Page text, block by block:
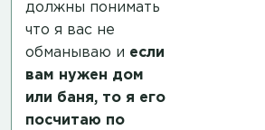
должны понимать
что я вас не
обманываю и если
вам нужен дом
или баня, то я его
посчитаю по